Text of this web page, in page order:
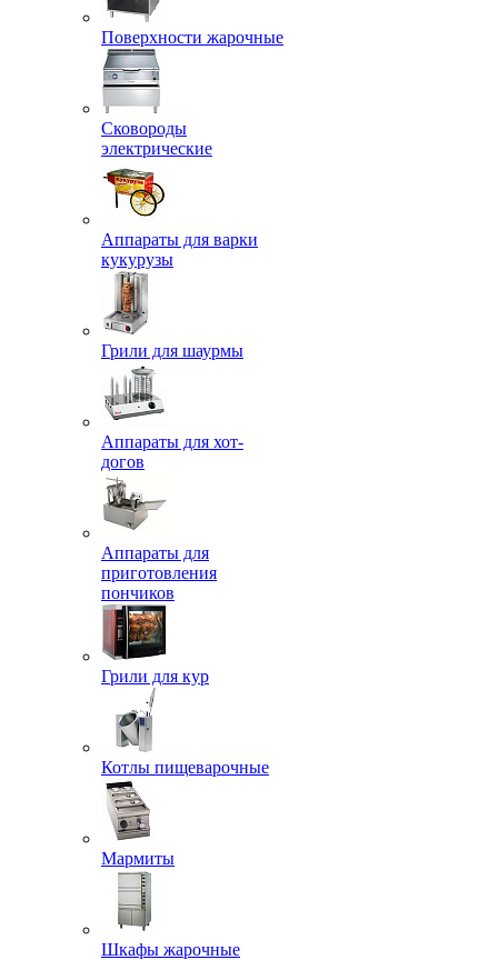
Поверхности жарочные
Сковороды
электрические
Аппараты для варки
кукурузы
Грили для шаурмы
Аппараты для хот-
догов
Аппараты для
приготовления
пончиков
Грили для кур
Котлы пищеварочные
Мармиты
Шкафы жарочные